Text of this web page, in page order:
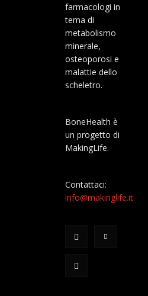
farmacologi in
tema di
metabolismo
minerale,
osteoporosi e
malattie dello
scheletro.
BoneHealth è
un progetto di
MakingLife.
Contattaci:
info@makinglife.it